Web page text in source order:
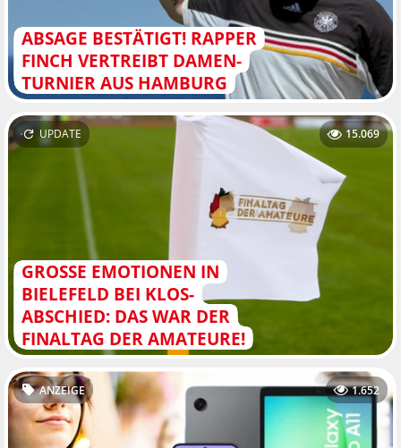
ABSAGE BESTÄTIGT! RAPPER
FINCH VERTREIBT DAMEN-
TURNIER AUS HAMBURG
GROSSE EMOTIONEN IN B
IELEFELD BEI KLOS-A
BSCHIED: DAS WAR DER F
INALTAG DER AMATEURE!
UPDATE 15.069
ANZEIGE 1.652